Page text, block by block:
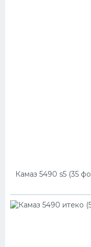
Камаз 5490 s5 (35